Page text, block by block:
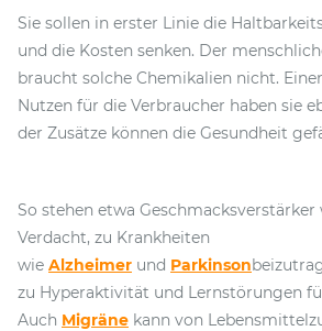
Sie sollen in erster Linie die
und die Kosten senken. Der
braucht solche Chemikalien nicht.
Nutzen für die Verbraucher haben sie
der Zusätze können die Gesundheit
So stehen etwa Geschmacksverstärker
Verdacht, zu Krankheiten
wie Alzheimer und Parkinson
zu Hyperaktivität und Lernstörungen
Auch Migräne kann von